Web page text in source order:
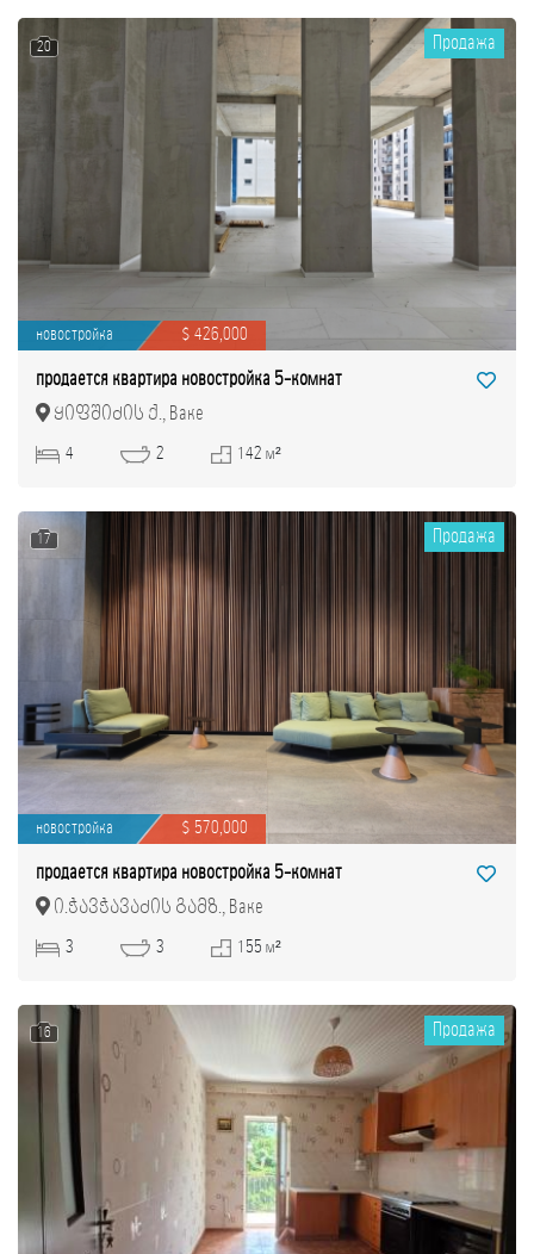
20 Продажа
новостройка $ 426,000
продается квартира новостройка 5-комнат
ყიფშიძის ქ., Ваке
4 2 142 м²
17 Продажа
новостройка $ 570,000
продается квартира новостройка 5-комнат
ი.ჭავჭავაძის გამზ., Ваке
3 3 155 м²
16 Продажа